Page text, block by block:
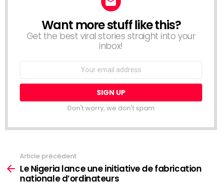
NEWSLETTER
Want more stuff like this?
Get the best viral stories straight into your
inbox!
Don't worry, we don't spam
plus
Article précédent
Le Nigeria lance une initiative de fabrication
nationale d’ordinateurs